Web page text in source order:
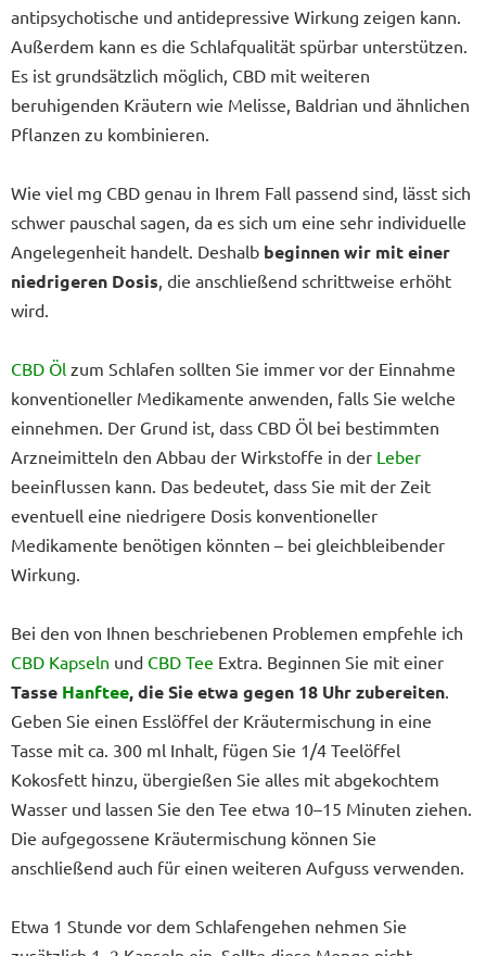
antipsychotische und antidepressive Wirkung zeigen kann.
Außerdem kann es die Schlafqualität spürbar unterstützen.
Es ist grundsätzlich möglich, CBD mit weiteren
beruhigenden Kräutern wie Melisse, Baldrian und ähnlichen
Pflanzen zu kombinieren.
Wie viel mg CBD genau in Ihrem Fall passend sind, lässt sich
schwer pauschal sagen, da es sich um eine sehr individuelle
Angelegenheit handelt. Deshalb beginnen wir mit einer
niedrigeren Dosis, die anschließend schrittweise erhöht
wird.
CBD Öl zum Schlafen sollten Sie immer vor der Einnahme
konventioneller Medikamente anwenden, falls Sie welche
einnehmen. Der Grund ist, dass CBD Öl bei bestimmten
Arzneimitteln den Abbau der Wirkstoffe in der Leber
beeinflussen kann. Das bedeutet, dass Sie mit der Zeit
eventuell eine niedrigere Dosis konventioneller
Medikamente benötigen könnten – bei gleichbleibender
Wirkung.
Bei den von Ihnen beschriebenen Problemen empfehle ich
CBD Kapseln und CBD Tee Extra. Beginnen Sie mit einer
Tasse Hanftee, die Sie etwa gegen 18 Uhr zubereiten.
Geben Sie einen Esslöffel der Kräutermischung in eine
Tasse mit ca. 300 ml Inhalt, fügen Sie 1/4 Teelöffel
Kokosfett hinzu, übergießen Sie alles mit abgekochtem
Wasser und lassen Sie den Tee etwa 10–15 Minuten ziehen.
Die aufgegossene Kräutermischung können Sie
anschließend auch für einen weiteren Aufguss verwenden.
Etwa 1 Stunde vor dem Schlafengehen nehmen Sie